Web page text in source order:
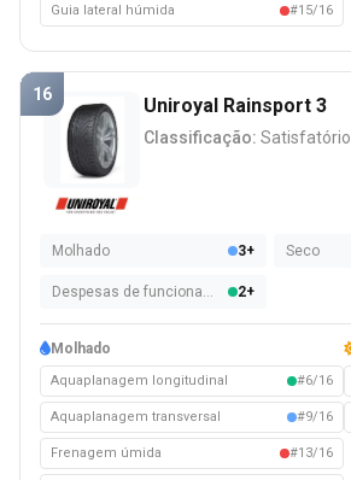
Guia lateral húmida #15/16
16 Uniroyal Rainsport 3
Classificação: Satisfatório
Molhado 3+ Seco
Despesas de funcionamento 2+
Molhado
Aquaplanagem longitudinal #6/16
Aquaplanagem transversal #9/16
Frenagem úmida #13/16